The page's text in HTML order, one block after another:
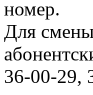
номер.
Для
36-00-29,